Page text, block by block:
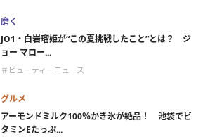
磨く
JO1・白岩瑠姫が“この夏挑戦したこと”とは？ ジ
ョー マロー...
＃ビューティーニュース
グルメ
アーモンドミルク100％かき氷が絶品！ 池袋でビ
タミンEたっぷ...